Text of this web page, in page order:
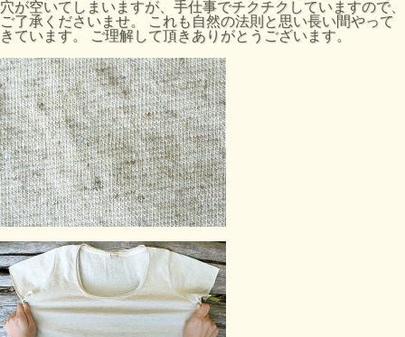
穴が空いてしまいますが、手仕事でチクチクしていますので、
ご了承くださいませ。 これも自然の法則と思い長い間やって
きています。 ご理解して頂きありがとうございます。